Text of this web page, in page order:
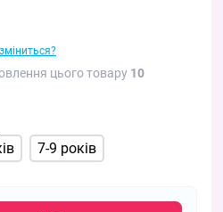
цього товару 10
7-9 років